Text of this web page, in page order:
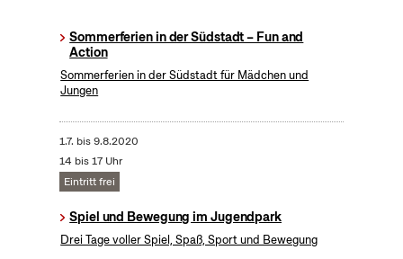
Sommerferien in der Südstadt – Fun and
Action
Sommerferien in der Südstadt für Mädchen und
Jungen
1.7. bis9.8.2020
14 bis 17 Uhr
Eintritt frei
Spiel und Bewegung im Jugendpark
Drei Tage voller Spiel, Spaß, Sport und Bewegung